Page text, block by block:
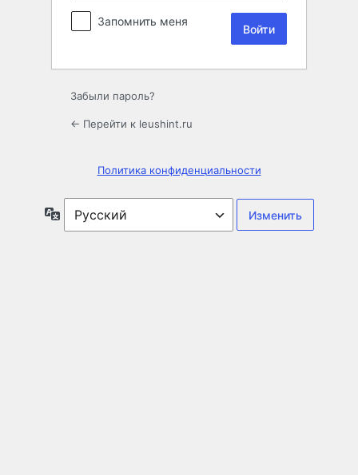
Запомнить меня
Забыли пароль?
← Перейти к leushint.ru
Политика конфиденциальности
Язык